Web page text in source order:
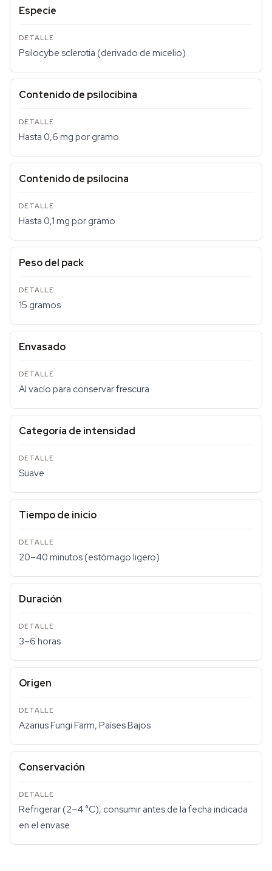
Especie
Psilocybe sclerotia (derivado de micelio)
Contenido de psilocibina
Hasta 0,6 mg por gramo
Contenido de psilocina
Hasta 0,1 mg por gramo
Peso del pack
15 gramos
Envasado
Al vacío para conservar frescura
Categoría de intensidad
Suave
Tiempo de inicio
20–40 minutos (estómago ligero)
Duración
3–6 horas
Origen
Azarius Fungi Farm, Países Bajos
Conservación
Refrigerar (2–4 °C), consumir antes de la fecha indicada
en el envase